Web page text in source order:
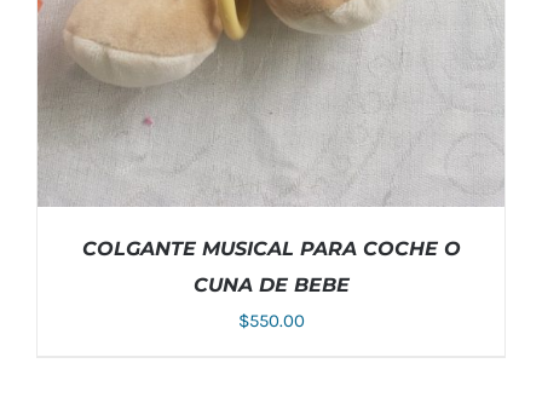
COLGANTE MUSICAL PARA COCHE O
CUNA DE BEBE
$550.00